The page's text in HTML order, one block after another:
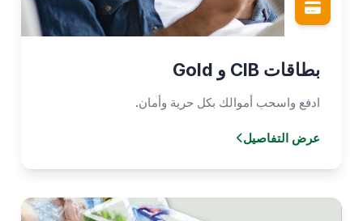
بطاقات CIB و Gold
ادفع واسحب أموالك بكل حرية وأمان.
عرض التفاصيل